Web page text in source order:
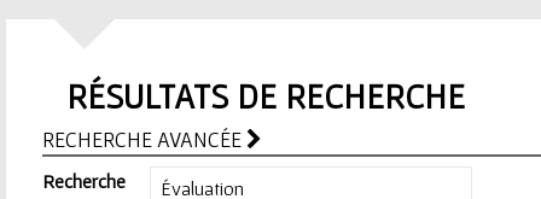
e
d
RÉSULTATS DE RECHERCHE
RECHERCHE AVANCÉE
Recherche